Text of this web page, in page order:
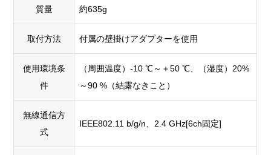
質量 約635g
取付方法 付属の壁掛けアダプターを使用
使用環境条
件
（周囲温度）-10 ℃～＋50 ℃、（湿度）20%
～90 %（結露なきこと）
無線通信方
式
IEEE802.11 b/g/n、2.4 GHz[6ch固定]